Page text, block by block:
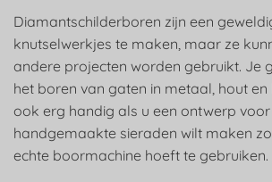
Diamantschilderboren zijn een
knutselwerkjes te maken, maar ze
andere projecten worden gebruikt. Je
het boren van gaten in metaal, hout en
ook erg handig als u een ontwerp
handgemaakte sieraden wilt maken
echte boormachine hoeft te gebruiken.